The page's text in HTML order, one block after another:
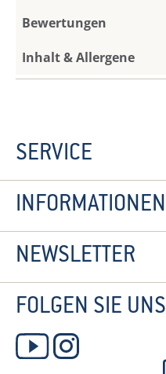
Bewertungen
Inhalt & Allergene
SERVICE
INFORMATIONEN
NEWSLETTER
FOLGEN SIE UNS